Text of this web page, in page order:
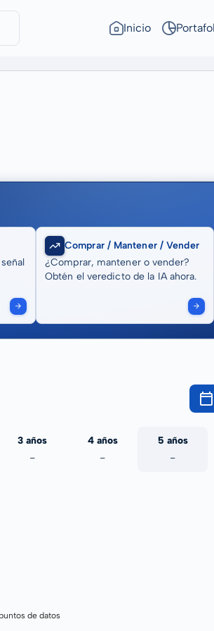
Inicio
Comprar / Mantener / Vender
¿Comprar, mantener o vender?
Obtén el veredicto de la IA ahora.
3 años
-
4 años
-
5 años
-
de datos